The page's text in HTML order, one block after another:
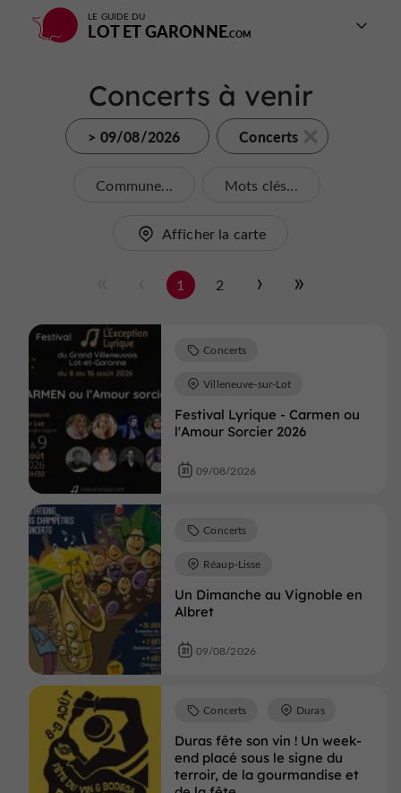
LE GUIDE DU
LOT ET GARONNE
Concerts à venir
> 09/08/2026 Concerts
Commune... Mots clés...
Afficher la carte
1 2
Festival Lyrique - Carmen ou
l'Amour Sorcier 2026
Concerts
Villeneuve-sur-Lot
09/08/2026
Un Dimanche au Vignoble en
Albret
Concerts
Réaup-Lisse
09/08/2026
Duras fête son vin ! Un week-
end placé sous le signe du
terroir, de la gourmandise et
Concerts Duras